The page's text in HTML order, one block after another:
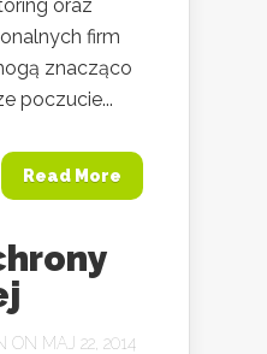
oraz
firm
znacząco
poczucie...
Read More
ON MAJ 22, 2014